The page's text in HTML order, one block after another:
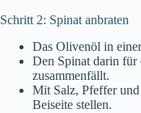
Schritt 2: Spinat anbraten
Das Olivenöl in
Den Spinat darin für
zusammenfällt.
Mit Salz, Pfeffer
Beiseite stellen.